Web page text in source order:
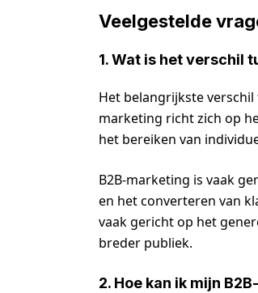
Veelgestelde
1. Wat is het verschil
Het belangrijkste verschil
marketing richt zich op
het bereiken van
B2B-marketing is vaak
en het converteren van
vaak gericht op het
breder publiek.
2. Hoe kan ik mijn